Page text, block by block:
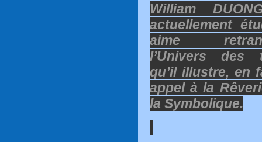
William
actuellement
aime
l’Univers des
qu’il illustre, en
appel à la
la Symbolique.